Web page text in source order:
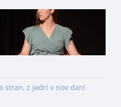
stran, z jadri v nov dan!